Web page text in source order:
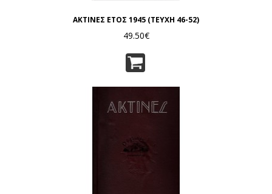
ΑΚΤΙΝΕΣ ΕΤΟΣ 1945 (ΤΕΥΧΗ 46-52)
49.50€